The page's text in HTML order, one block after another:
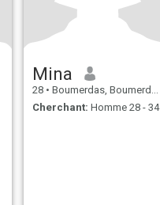
Mina
28 • Boumerdas, Boumerdes, Algérie
Cherchant: Homme 28 - 34